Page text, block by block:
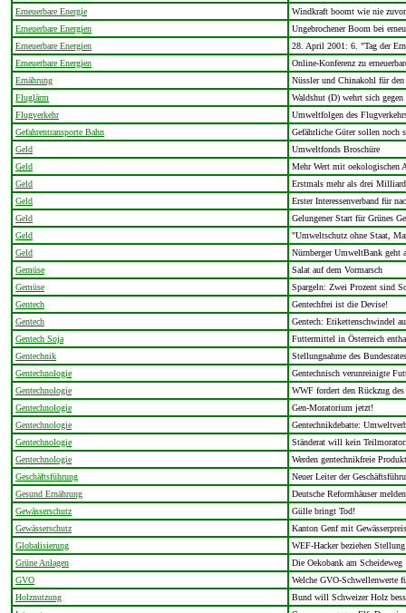
Erneuerbare Energie
Windkraft boomt wie nie zuvor
Erneuerbare Energien
Ungebrochener Boom bei
Erneuerbare Energien
28. April 2001: 6. "Tag der
Erneuerbare Energien
Online-Konferenz zu
Ernährung
Nüssler und Chinakohl für den
Fluglärm
Waldshut (D) wehrt sich
Flugverkehr
Umweltfolgen des
Gefahrentransporte Bahn
Gefährliche Güter sollen noch
Geld
Umweltfonds Broschüre
Geld
Mehr Wert mit oekologischen
Geld
Erstmals mehr als drei
Geld
Erster Interessenverband für
Geld
Gelungener Start für Grünes
Geld
"Umweltschutz ohne Staat,
Geld
Nürnberger UmweltBank geht
Gemüse
Salat auf dem Vormarsch
Gemüse
Spargeln: Zwei Prozent sind
Gentech
Gentechfrei ist die Devise!
Gentech
Gentech: Etikettenschwindel
Gentech Soja
Futtermittel in Österreich
Gentechnik
Stellungnahme des
Gentechnologie
Gentechnisch verunreinigte
Gentechnologie
WWF fordert den Rückzug
Gentechnologie
Gen-Moratorium jetzt!
Gentechnologie
Gentechnikdebatte:
Gentechnologie
Ständerat will kein
Gentechnologie
Werden gentechnikfreie
Geschäftsführung
Neuer Leiter der
Gesund Ernährung
Deutsche Reformhäuser
Gewässerschutz
Gülle bringt Tod!
Gewässerschutz
Kanton Genf mit
Globalisierung
WEF-Hacker beziehen
Grüne Anlagen
Die Oekobank am Scheideweg
GVO
Welche GVO-Schwellenwerte
Holznutzung
Bund will Schweizer Holz